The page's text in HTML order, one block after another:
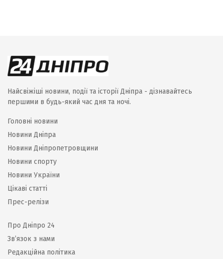
Найсвіжіші новини, події та історії Дніпра - дізнавайтесь
першими в будь-який час дня та ночі.
Головні новини
Новини Дніпра
Новини Дніпропетровщини
Новини спорту
Новини України
Цікаві статті
Прес-релізи
Про Дніпро 24
Зв’язок з нами
Редакційна політика